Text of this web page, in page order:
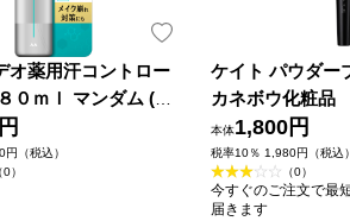
オ薬用汗コントロー
０ｍｌ マンダム (医
（税込）
0）
ケイト パウダー
カネボウ化粧品
本体1,800円
税率10％ 1,980円（税込）
（0）
今すぐのご注文で最
届きます